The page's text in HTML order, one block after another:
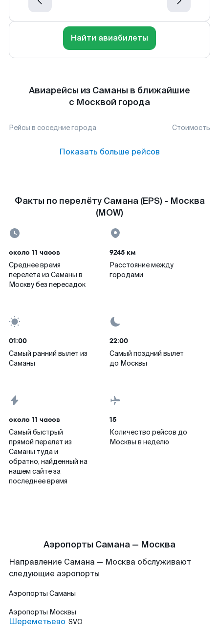
Найти авиабилеты
Авиарейсы из Саманы в ближайшие
с Москвой города
Рейсы в соседние города Стоимость
Показать больше рейсов
Факты по перелёту Самана (EPS) - Москва
(MOW)
около 11 часов
Среднее время
перелета из Саманы в
Москву без пересадок
9245 км
Расстояние между
городами
01:00
Самый ранний вылет из
Саманы
22:00
Самый поздний вылет
до Москвы
около 11 часов
Самый быстрый
прямой перелет из
Саманы туда и
обратно, найденный на
нашем сайте за
последнее время
15
Количество рейсов до
Москвы в неделю
Аэропорты Самана — Москва
Направление Самана — Москва обслуживают
следующие аэропорты
Аэропорты Саманы
Аэропорты Москвы
Шереметьево SVO